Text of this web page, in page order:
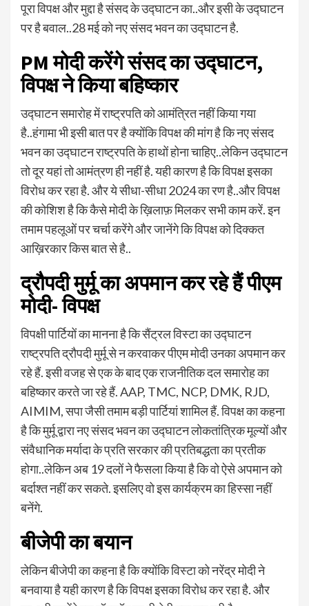
पूरा विपक्ष और मुद्दा है संसद के उद्घाटन का..और इसी के उद्घाटन
पर है बवाल..28 मई को नए संसद भवन का उद्घाटन है.
PM मोदी करेंगे संसद का उद्घाटन,
विपक्ष ने किया बहिष्कार
उद्घाटन समारोह में राष्ट्रपति को आमंत्रित नहीं किया गया
है..हंगामा भी इसी बात पर है क्योंकि विपक्ष की मांग है कि नए संसद
भवन का उद्घाटन राष्ट्रपति के हाथों होना चाहिए..लेकिन उद्घाटन
तो दूर यहां तो आमंत्रण ही नहीं है. यही कारण है कि विपक्ष इसका
विरोध कर रहा है. और ये सीधा-सीधा 2024 का रण है..और विपक्ष
की कोशिश है कि कैसे मोदी के ख़िलाफ़ मिलकर सभी काम करें. इन
तमाम पहलूओं पर चर्चा करेंगे और जानेंगे कि विपक्ष को दिक्कत
आख़िरकार किस बात से है..
द्रौपदी मुर्मू का अपमान कर रहे हैं पीएम
मोदी- विपक्ष
विपक्षी पार्टियों का मानना है कि सैंट्रल विस्टा का उद्घाटन
राष्ट्रपति द्रौपदी मुर्मू से न करवाकर पीएम मोदी उनका अपमान कर
रहे हैं. इसी वजह से एक के बाद एक राजनीतिक दल समारोह का
बहिष्कार करते जा रहे हैं. AAP, TMC, NCP, DMK, RJD,
AIMIM, सपा जैसी तमाम बड़ी पार्टियां शामिल हैं. विपक्ष का कहना
है कि मुर्मू द्वारा नए संसद भवन का उद्घाटन लोकतांत्रिक मूल्यों और
संवैधानिक मर्यादा के प्रति सरकार की प्रतिबद्धता का प्रतीक
होगा..लेकिन अब 19 दलों ने फैसला किया है कि वो ऐसे अपमान को
बर्दाश्त नहीं कर सकते. इसलिए वो इस कार्यक्रम का हिस्सा नहीं
बनेंगे.
बीजेपी का बयान
लेकिन बीजेपी का कहना है कि क्योंकि विस्टा को नरेंद्र मोदी ने
बनवाया है यही कारण है कि विपक्ष इसका विरोध कर रहा है. और